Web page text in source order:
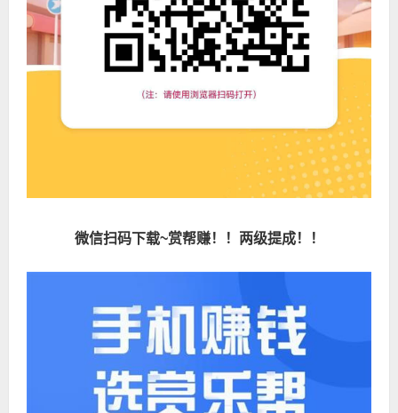
微信扫码下载~赏帮赚！！两级提成！！